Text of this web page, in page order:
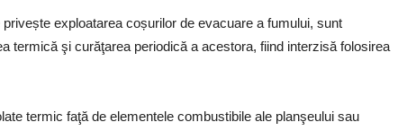
exploatarea coșurilor de evacuare a fumului, sunt
termică şi curăţarea periodică a acestora, fiind interzisă folosirea
termic faţă de elementele combustibile ale planşeului sau